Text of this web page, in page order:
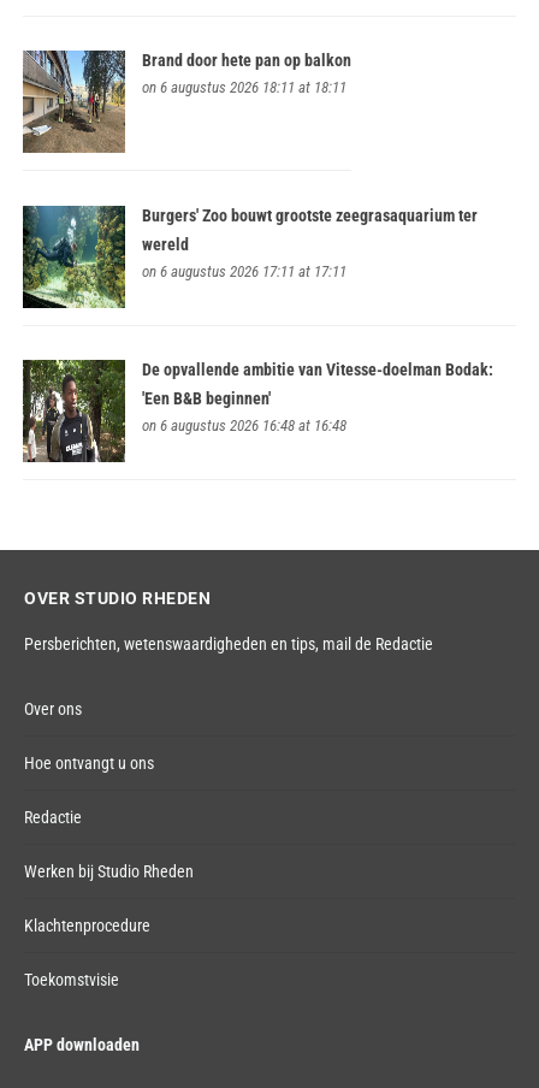
Brand door hete pan op balkon
on 6 augustus 2026 18:11 at 18:11
Burgers' Zoo bouwt grootste zeegrasaquarium ter
wereld
on 6 augustus 2026 17:11 at 17:11
De opvallende ambitie van Vitesse-doelman Bodak:
'Een B&B beginnen'
on 6 augustus 2026 16:48 at 16:48
OVER STUDIO RHEDEN
Persberichten, wetenswaardigheden en tips, mail de Redactie
Over ons
Hoe ontvangt u ons
Redactie
Werken bij Studio Rheden
Klachtenprocedure
Toekomstvisie
APP downloaden